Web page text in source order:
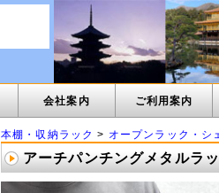
会社案内 ご利用案内
本棚・収納ラック > オープンラック・シ
アーチパンチングメタルラ